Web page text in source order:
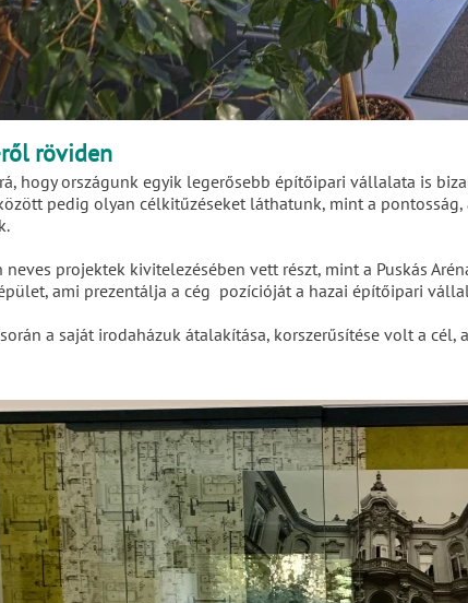
röviden
hogy országunk egyik legerősebb építőipari vállalata is
pedig olyan célkitűzéseket láthatunk, mint a
neves projektek kivitelezésében vett részt, mint a Puskás
ami prezentálja a cég pozícióját a hazai építőipari
a saját irodaházuk átalakítása, korszerűsítése volt a